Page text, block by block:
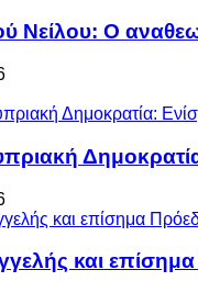
Νείλου: Ο
και